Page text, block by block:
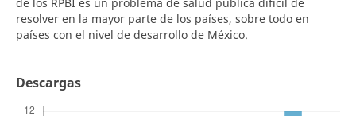
resolver en la mayor parte de los países, sobre todo en
países con el nivel de desarrollo de México.
Descargas